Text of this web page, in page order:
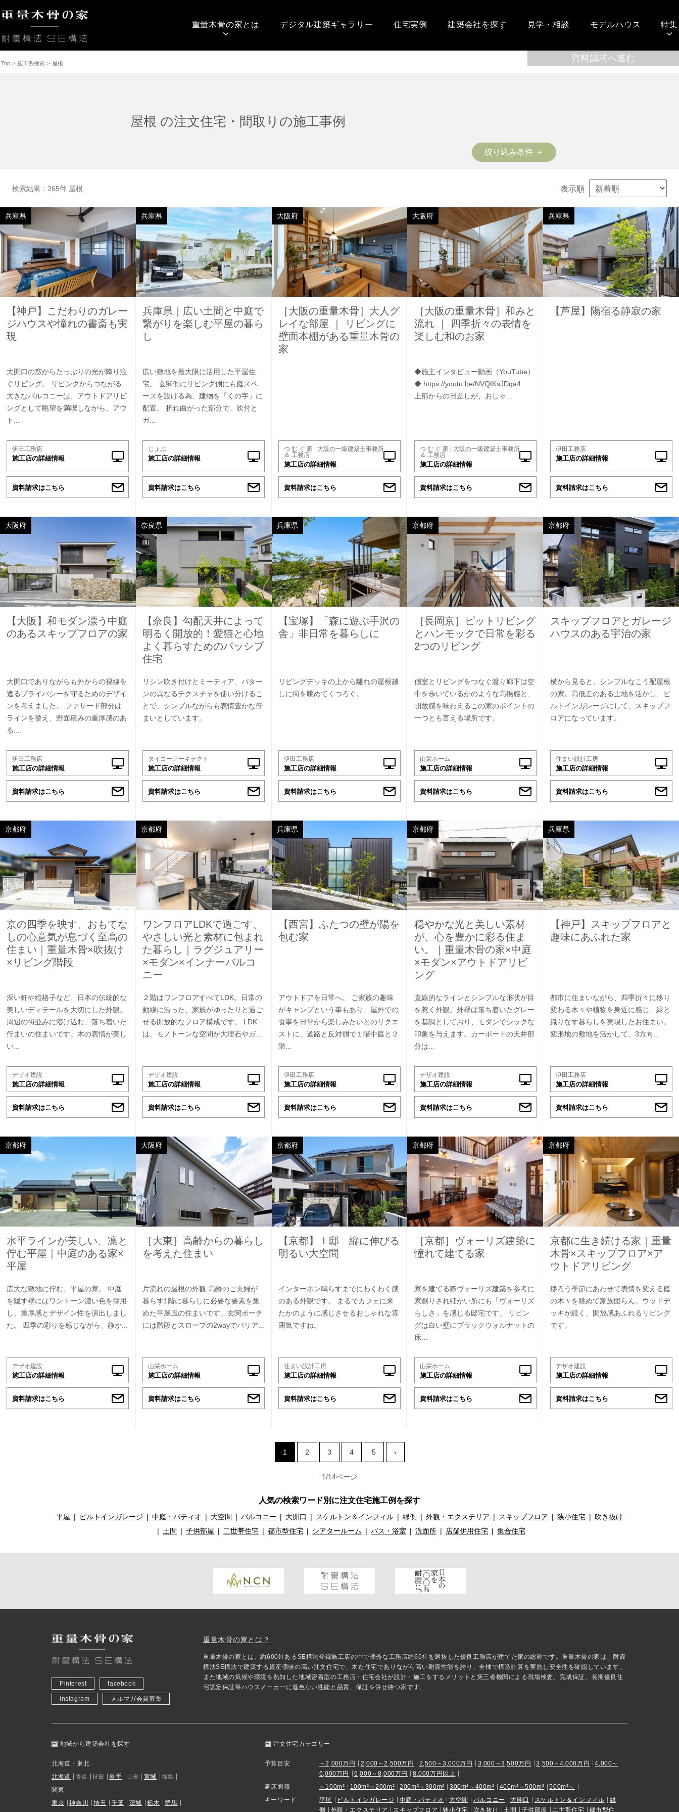
重量木骨の家とは デジタル建築ギャラリー 住宅実例 建築会社を探す 見学・相談 モデルハウス 特集
Top > 施工例検索 > 屋根
屋根 の注文住宅・間取りの施工事例
絞り込み条件
検索結果：265件 屋根 表示順
兵庫県
【神戸】こだわりのガレー
ジハウスや憧れの書斎も実
現
大開口の窓からたっぷりの光が降り注
ぐリビング。 リビングからつながる
大きなバルコニーは、アウトドアリビ
ングとして眺望を満喫しながら、アウ
ト...
伊田工務店
施工店の詳細情報
資料請求はこちら
兵庫県
兵庫県｜広い土間と中庭で
繋がりを楽しむ平屋の暮ら
し
広い敷地を最大限に活用した平屋住
宅。 玄関側にリビング側にも庭スペ
ースを設ける為、建物を「くの字」に
配置。 折れ曲がった部分で、吹付と
ガ...
じょぶ
施工店の詳細情報
資料請求はこちら
大阪府
［大阪の重量木骨］大人グ
レイな部屋 ｜ リビングに
壁面本棚がある重量木骨の
家
つ む ぐ 家 | 大阪の一級建築士事務所
＆ 工務店
施工店の詳細情報
資料請求はこちら
大阪府
［大阪の重量木骨］和みと
流れ ｜ 四季折々の表情を
楽しむ和のお家
◆施主インタビュー動画（YouTube）
◆ https://youtu.be/NVQIKsJDqa4
上部からの日差しが、おしゃ...
つ む ぐ 家 | 大阪の一級建築士事務所
＆ 工務店
施工店の詳細情報
資料請求はこちら
兵庫県
【芦屋】陽宿る静寂の家
伊田工務店
施工店の詳細情報
資料請求はこちら
大阪府
【大阪】和モダン漂う中庭
のあるスキップフロアの家
大開口でありながらも外からの視線を
遮るプライバシーを守るためのデザイ
ンを考えました。 ファサード部分は
ラインを整え、野面積みの重厚感のあ
る...
伊田工務店
施工店の詳細情報
資料請求はこちら
奈良県
【奈良】勾配天井によって
明るく開放的！愛猫と心地
よく暮らすためのパッシブ
住宅
リシン吹き付けとミーティア、パター
ンの異なるテクスチャを使い分けるこ
とで、シンプルながらも表情豊かな佇
まいとしています。
タイコーアーキテクト
施工店の詳細情報
資料請求はこちら
兵庫県
【宝塚】「森に遊ぶ手沢の
舎」非日常を暮らしに
リビングデッキの上から離れの屋根越
しに街を眺めてくつろぐ。
伊田工務店
施工店の詳細情報
資料請求はこちら
京都府
［長岡京］ピットリビング
とハンモックで日常を彩る
2つのリビング
個室とリビングをつなぐ渡り廊下は空
中を歩いているかのような高揚感と、
開放感を味わえるこの家のポイントの
一つとも言える場所です。
山栄ホーム
施工店の詳細情報
資料請求はこちら
京都府
スキップフロアとガレージ
ハウスのある宇治の家
横から見ると、シンプルなこう配屋根
の家。高低差のある土地を活かし、ビ
ルトインガレージにして、スキップフ
ロアになっています。
住まい設計工房
施工店の詳細情報
資料請求はこちら
京都府
京の四季を映す、おもてな
しの心意気が息づく至高の
住まい｜重量木骨×吹抜け
×リビング階段
深い軒や縦格子など、日本の伝統的な
美しいディテールを大切にした外観。
周辺の街並みに溶け込む、落ち着いた
佇まいの住まいです。木の表情が美し
い...
デザオ建設
施工店の詳細情報
資料請求はこちら
京都府
ワンフロアLDKで過ごす、
やさしい光と素材に包まれ
た暮らし｜ラグジュアリー
×モダン×インナーバルコ
ニー
２階はワンフロアすべてLDK。日常の
動線に沿った、家族がゆったりと過ご
せる開放的なフロア構成です。 LDK
は、モノトーンな空間が大理石やガ...
デザオ建設
施工店の詳細情報
資料請求はこちら
兵庫県
【西宮】ふたつの壁が陽を
包む家
アウトドアを日常へ。 ご家族の趣味
がキャンプという事もあり、屋外での
食事を日常から楽しみたいとのリクエ
ストに、道路と反対側で１階中庭と２
階...
伊田工務店
施工店の詳細情報
資料請求はこちら
京都府
穏やかな光と美しい素材
が、心を豊かに彩る住ま
い。｜重量木骨の家×中庭
×モダン×アウトドアリビ
ング
直線的なラインとシンプルな形状が目
を惹く外観。外壁は落ち着いたグレー
を基調としており、モダンでシックな
印象を与えます。カーポートの天井部
分は...
デザオ建設
施工店の詳細情報
資料請求はこちら
兵庫県
【神戸】スキップフロアと
趣味にあふれた家
都市に住まいながら、四季折々に移り
変わる木々や植物を身近に感じ、緑と
織りなす暮らしを実現したお住まい。
変形地の敷地を活かして、3方向...
伊田工務店
施工店の詳細情報
資料請求はこちら
京都府
水平ラインが美しい、凛と
佇む平屋｜中庭のある家×
平屋
広大な敷地に佇む、平屋の家。 中庭
を隠す壁にはワントーン濃い色を採用
し、重厚感とデザイン性を演出しまし
た。 四季の彩りを感じながら、静か...
デザオ建設
施工店の詳細情報
資料請求はこちら
大阪府
［大東］高齢からの暮らし
を考えた住まい
片流れの屋根の外観 高齢のご夫婦が
暮らす1階に暮らしに必要な要素を集
めた平屋風の住まいです。玄関ポーチ
には階段とスロープの2wayでバリア...
山栄ホーム
施工店の詳細情報
資料請求はこちら
京都府
【京都】Ｉ邸 縦に伸びる
明るい大空間
インターホン鳴らすまでにわくわく感
のある外観です。 まるでカフェに来
たかのように感じさせるおしゃれな雰
囲気ですね。
住まい設計工房
施工店の詳細情報
資料請求はこちら
京都府
［京都］ヴォーリズ建築に
憧れて建てる家
家を建てる際ヴォーリズ建築を参考に
家創りされ細かい所にも「ヴォーリズ
らしさ」を感じる邸宅です。 リビン
グは白い壁にブラックウォルナットの
床...
山栄ホーム
施工店の詳細情報
資料請求はこちら
京都府
京都に生き続ける家｜重量
木骨×スキップフロア×ア
ウトドアリビング
移ろう季節にあわせて表情を変える庭
の木々を眺めて家族団らん。ウッドデ
ッキが続く、開放感あふれるリビング
です。
デザオ建設
施工店の詳細情報
資料請求はこちら
1 2 3 4 5 ›
1/14ページ
人気の検索ワード別に注文住宅施工例を探す
平屋 ビルトインガレージ 中庭・パティオ 大空間 バルコニー 大開口 スケルトン＆インフィル 縁側 外観・エクステリア スキップフロア 狭小住宅
吹き抜け
土間
子供部屋 二世帯住宅 都市型住宅 シアタールーム バス・浴室 洗面所 店舗併用住宅 集合住宅
Pinterest facebook
Instagram メルマガ会員募集
重量木骨の家とは？
重量木骨の家とは、約600社あるSE構法登録施工店の中で優秀な工務店約60社を選抜した優良工務店が建てた家の総称です。重量木骨の家は、耐震
構法SE構法で建築する資産価値の高い注文住宅で、木造住宅でありながら高い耐震性能を誇り、全棟で構造計算を実施し安全性を確認しています。
また地域の気候や環境を熟知した地域密着型の工務店・住宅会社が設計・施工をするメリットと第三者機関による現場検査、完成保証、長期優良住
宅認定保証等ハウスメーカーに遜色ない性能と品質、保証を併せ持つ家です。
地域から建築会社を探す
北海道・東北
北海道
青森 秋田 岩手 山形 宮城 福島
関東
東京
神奈川 埼玉 千葉 茨城 栃木 群馬
注文住宅カテゴリー
予算目安 ～2,000万円 2,000～2,500万円 2,500～3,000万円 3,000～3,500万円 3,500～4,000万円
4,000～
6,000万円
6,000～8,000万円
8,000万円以上
延床面積
～100m² 100m²～200m² 200m²～300m² 300m²～400m² 400m²～500m²
500m²～
キーワード
平屋 ビルトインガレージ 中庭・パティオ 大空間 バルコニー 大開口 スケルトン＆インフィル
縁
側
外観・エクステリア スキップフロア 狭小住宅 吹き抜け 土間 子供部屋 二世帯住宅 都市型住